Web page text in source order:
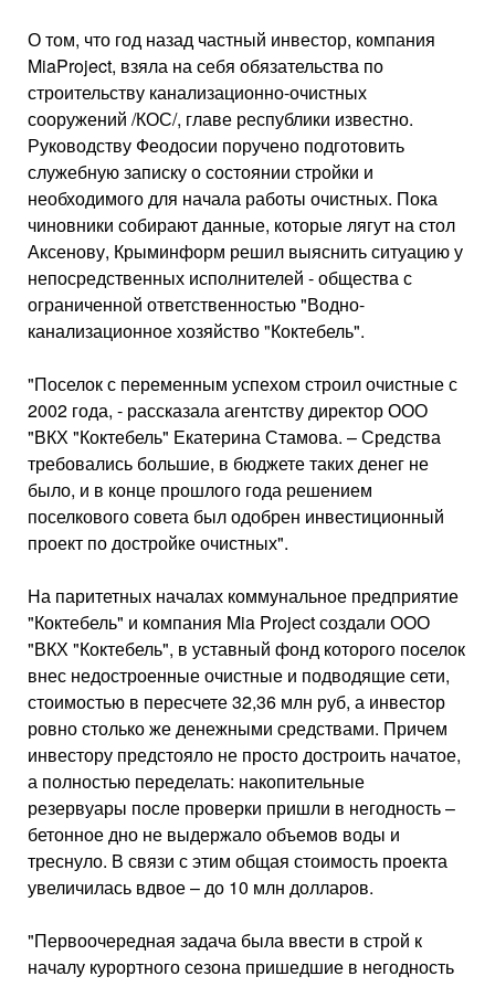
О том, что год назад частный инвестор, компания
MiaProject, взяла на себя обязательства по
строительству канализационно-очистных
сооружений /КОС/, главе республики известно.
Руководству Феодосии поручено подготовить
служебную записку о состоянии стройки и
необходимого для начала работы очистных. Пока
чиновники собирают данные, которые лягут на стол
Аксенову, Крыминформ решил выяснить ситуацию у
непосредственных исполнителей - общества с
ограниченной ответственностью "Водно-
канализационное хозяйство "Коктебель".
"Поселок с переменным успехом строил очистные с
2002 года, - рассказала агентству директор ООО
"ВКХ "Коктебель" Екатерина Стамова. – Средства
требовались большие, в бюджете таких денег не
было, и в конце прошлого года решением
поселкового совета был одобрен инвестиционный
проект по достройке очистных".
На паритетных началах коммунальное предприятие
"Коктебель" и компания Mia Project создали ООО
"ВКХ "Коктебель", в уставный фонд которого поселок
внес недостроенные очистные и подводящие сети,
стоимостью в пересчете 32,36 млн руб, а инвестор
ровно столько же денежными средствами. Причем
инвестору предстояло не просто достроить начатое,
а полностью переделать: накопительные
резервуары после проверки пришли в негодность –
бетонное дно не выдержало объемов воды и
треснуло. В связи с этим общая стоимость проекта
увеличилась вдвое – до 10 млн долларов.
"Первоочередная задача была ввести в строй к
началу курортного сезона пришедшие в негодность